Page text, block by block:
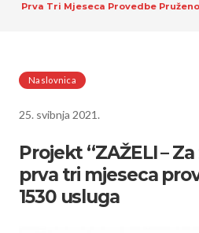
Prva Tri Mjeseca Provedbe
Naslovnica
25. svibnja 2021.
Projekt “ZAŽELI –
prva tri mjeseca
1530 usluga